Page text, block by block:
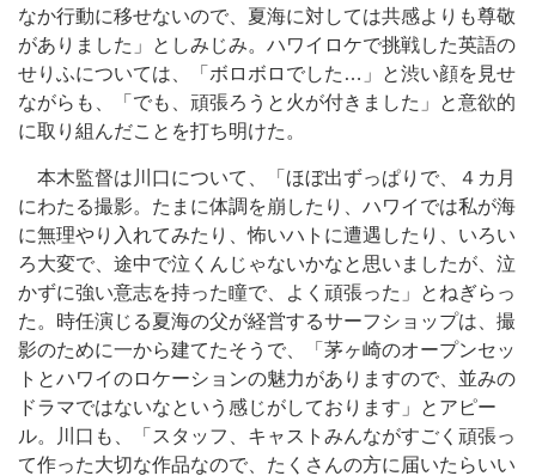
なか行動に移せないので、夏海に対しては共感よりも尊敬
がありました」としみじみ。ハワイロケで挑戦した英語の
せりふについては、「ボロボロでした…」と渋い顔を見せ
ながらも、「でも、頑張ろうと火が付きました」と意欲的
に取り組んだことを打ち明けた。
本木監督は川口について、「ほぼ出ずっぱりで、４カ月
にわたる撮影。たまに体調を崩したり、ハワイでは私が海
に無理やり入れてみたり、怖いハトに遭遇したり、いろい
ろ大変で、途中で泣くんじゃないかなと思いましたが、泣
かずに強い意志を持った瞳で、よく頑張った」とねぎらっ
た。時任演じる夏海の父が経営するサーフショップは、撮
影のために一から建てたそうで、「茅ヶ崎のオープンセッ
トとハワイのロケーションの魅力がありますので、並みの
ドラマではないなという感じがしております」とアピー
ル。川口も、「スタッフ、キャストみんながすごく頑張っ
て作った大切な作品なので、たくさんの方に届いたらいい